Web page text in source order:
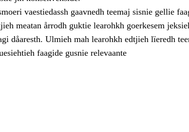
vaestiedassh gaavnedh teemaj sisnie gellie
meatan årrodh guktie learohkh goerkesem
dåaresth. Ulmieh mah learohkh edtjieh lïeredh
faagide gusnie relevaante